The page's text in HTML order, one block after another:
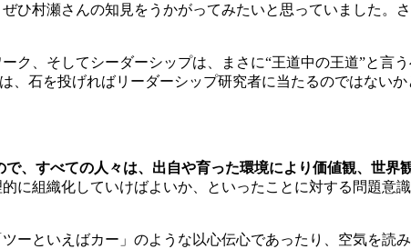
ひ村瀬さんの知見をうかがってみたいと思っていました。
ク、そしてシーダーシップは、まさに“王道中の王道”と言
石を投げればリーダーシップ研究者に当たるのではない
で、すべての人々は、出自や育った環境により価値観、世
に組織化していけばよいか、といったことに対する問題意
ーといえばカー」のような以心伝心であったり、空気を読